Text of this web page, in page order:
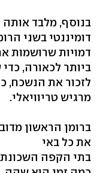
בנוסף, מלבד אותה
דומיננטי בשני
דמויות שרושמות
ביותר לכאורה,
לזכור את הנשכח,
מרגיש טריוויאלי.
ברומן הראשון
את כל באי
בתי הקפה